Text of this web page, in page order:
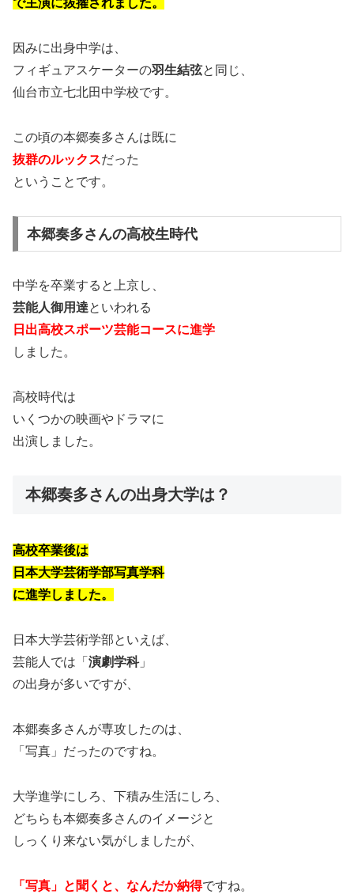
で主演に抜擢されました。
因みに出身中学は、
フィギュアスケーターの羽生結弦と同じ、
仙台市立七北田中学校です。
この頃の本郷奏多さんは既に
抜群のルックスだった
ということです。
本郷奏多さんの高校生時代
中学を卒業すると上京し、
芸能人御用達といわれる
日出高校スポーツ芸能コースに進学
しました。
高校時代は
いくつかの映画やドラマに
出演しました。
本郷奏多さんの出身大学は？
高校卒業後は
日本大学芸術学部写真学科
に進学しました。
日本大学芸術学部といえば、
芸能人では「 演劇学科」
の出身が多いですが、
本郷奏多さんが専攻したのは、
「写真」だったのですね。
大学進学にしろ、下積み生活にしろ、
どちらも本郷奏多さんのイメージと
しっくり来ない気がしましたが、
「写真」と聞くと、なんだか納得ですね。